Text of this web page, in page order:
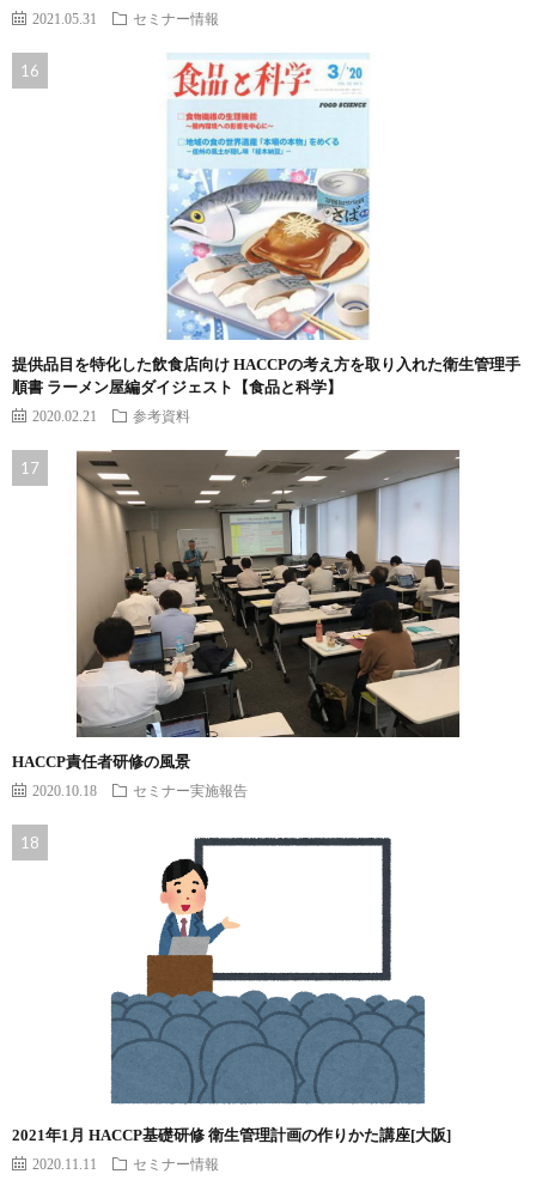
2021.05.31 セミナー情報
提供品目を特化した飲食店向け HACCPの考え方を取り入れた衛生管理手
順書 ラーメン屋編ダイジェスト【食品と科学】
2020.02.21 参考資料
HACCP責任者研修の風景
2020.10.18 セミナー実施報告
2021年1月 HACCP基礎研修 衛生管理計画の作りかた講座[大阪]
2020.11.11 セミナー情報